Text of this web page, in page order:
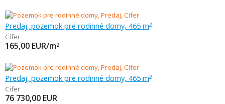
Predaj, pozemok pre rodinné domy, 465 m2
Cífer
165,00 EUR/m2
Predaj, pozemok pre rodinné domy, 465 m2
Cífer
76 730,00 EUR